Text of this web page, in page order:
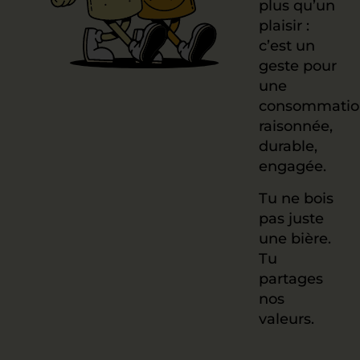
plus qu’un
plaisir :
c’est un
geste pour
une
raisonnée,
durable,
engagée.
Tu ne bois
pas juste
une bière.
Tu
partages
nos
valeurs.